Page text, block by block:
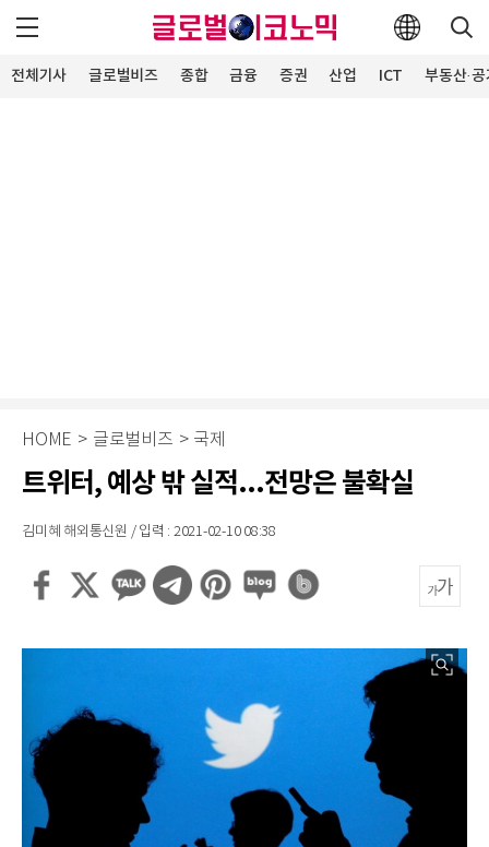
전체기사 글로벌비즈 종합 금융 증권 산업 ICT 부동산·
HOME > 글로벌비즈 > 국제
트위터, 예상 밖 실적...전망은 불확실
김미혜 해외통신원 / 입력 : 2021-02-10 08:38